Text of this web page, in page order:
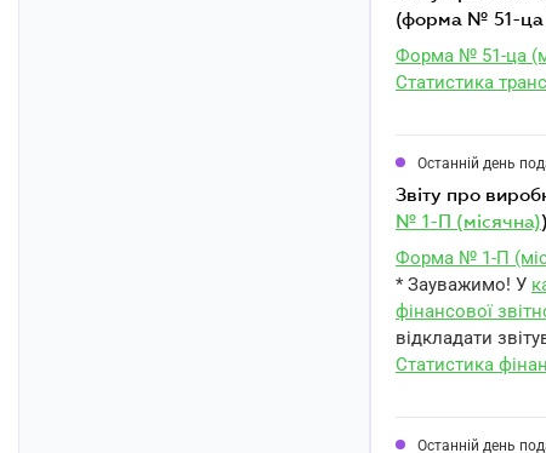
(форма № 51-ца
Форма № 51-ца
Статистика
Останній день
звіту про
№ 1-П (місячна)
Форма № 1-П
* Зауважимо! У
фінансової
відкладати
Статистика
Останній день